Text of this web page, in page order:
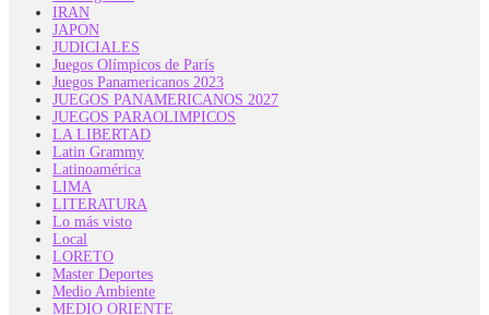
IRAN
JAPON
JUDICIALES
Juegos Olímpicos de París
Juegos Panamericanos 2023
JUEGOS PANAMERICANOS 2027
JUEGOS PARAOLIMPICOS
LA LIBERTAD
Latin Grammy
Latinoamérica
LIMA
LITERATURA
Lo más visto
Local
LORETO
Master Deportes
Medio Ambiente
MEDIO ORIENTE